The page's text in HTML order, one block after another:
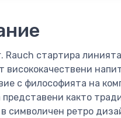
Rauch стартира
висококачествени
с философията на
както
символичен ретро